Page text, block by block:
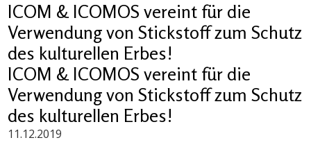
ICOM & ICOMOS vereint für die
Verwendung von Stickstoff zum Schutz
des kulturellen Erbes!
ICOM & ICOMOS vereint für die
Verwendung von Stickstoff zum Schutz
des kulturellen Erbes!
11.12.2019